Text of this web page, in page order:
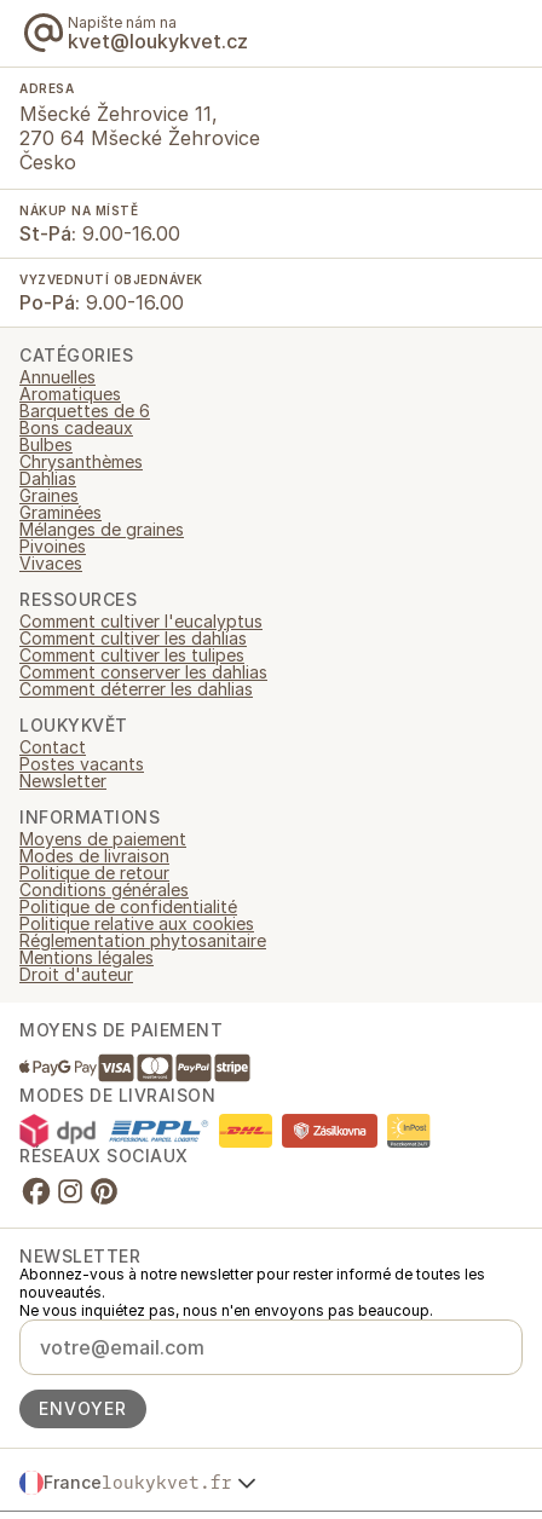
Napište nám na
kvet@loukykvet.cz
ADRESA
Mšecké Žehrovice 11,
270 64 Mšecké Žehrovice
Česko
NÁKUP NA MÍSTĚ
St-Pá: 9.00-16.00
VYZVEDNUTÍ OBJEDNÁVEK
Po-Pá: 9.00-16.00
CATÉGORIES
Annuelles
Aromatiques
Barquettes de 6
Bons cadeaux
Bulbes
Chrysanthèmes
Dahlias
Graines
Graminées
Mélanges de graines
Pivoines
Vivaces
RESSOURCES
Comment cultiver l'eucalyptus
Comment cultiver les dahlias
Comment cultiver les tulipes
Comment conserver les dahlias
Comment déterrer les dahlias
LOUKYKVĚT
Contact
Postes vacants
Newsletter
INFORMATIONS
Moyens de paiement
Modes de livraison
Politique de retour
Conditions générales
Politique de confidentialité
Politique relative aux cookies
Réglementation phytosanitaire
Mentions légales
Droit d'auteur
MOYENS DE PAIEMENT
MODES DE LIVRAISON
RÉSEAUX SOCIAUX
NEWSLETTER
Abonnez-vous à notre newsletter pour rester informé de toutes les
nouveautés.
Ne vous inquiétez pas, nous n'en envoyons pas beaucoup.
ENVOYER
Franceloukykvet.fr
Česko